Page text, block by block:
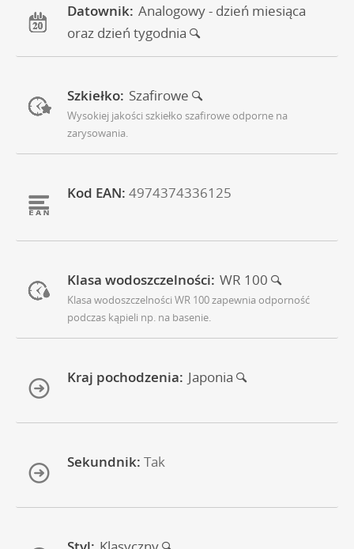
Datownik: Analogowy - dzień miesiąca
oraz dzień tygodnia
Szkiełko: Szafirowe
Wysokiej jakości szkiełko szafirowe odporne na
zarysowania.
Kod EAN: 4974374336125
Klasa wodoszczelności: WR 100
Klasa wodoszczelności WR 100 zapewnia odporność
podczas kąpieli np. na basenie.
Kraj pochodzenia: Japonia
Sekundnik: Tak